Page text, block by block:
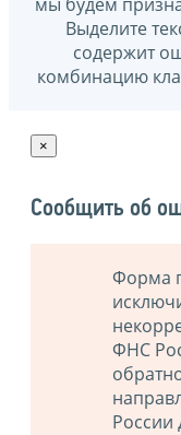
Выделите
содержит
комбинацию
×
Сообщить об
Форма
ФНС
России